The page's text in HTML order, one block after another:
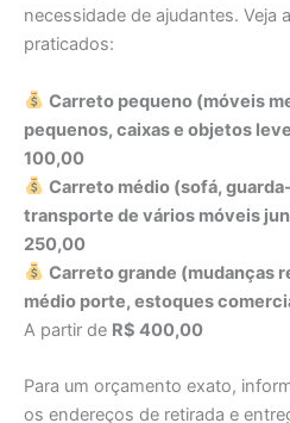
necessidade de ajudantes. Veja
praticados:
Carreto pequeno (móveis
pequenos, caixas e objetos
100,00
Carreto médio (sofá,
transporte de vários móveis
250,00
Carreto grande (mudanças
médio porte, estoques
A partir de R$ 400,00
Para um orçamento exato,
os endereços de retirada e